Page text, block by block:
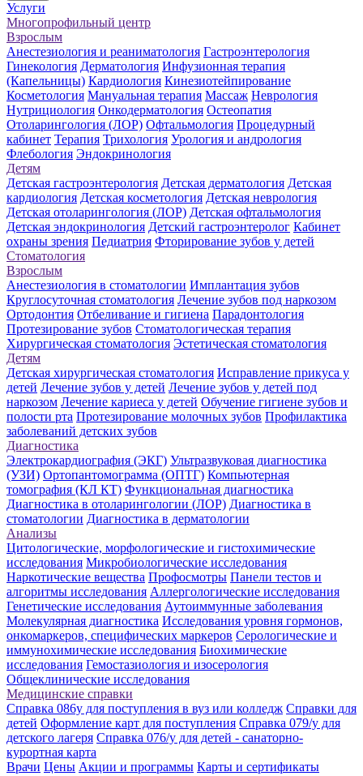
Услуги
Многопрофильный центр
Взрослым
Анестезиология и реаниматология Гастроэнтерология
Гинекология Дерматология Инфузионная терапия
(Капельницы) Кардиология Кинезиотейпирование
Косметология Мануальная терапия Массаж Неврология
Нутрициология Онкодерматология Остеопатия
Отоларингология (ЛОР) Офтальмология Процедурный
кабинет Терапия Трихология Урология и андрология
Флебология Эндокринология
Детям
Детская гастроэнтерология Детская дерматология Детская
кардиология Детская косметология Детская неврология
Детская отоларингология (ЛОР) Детская офтальмология
Детская эндокринология Детский гастроэнтеролог Кабинет
охраны зрения Педиатрия Фторирование зубов у детей
Стоматология
Взрослым
Анестезиология в стоматологии Имплантация зубов
Круглосуточная стоматология Лечение зубов под наркозом
Ортодонтия Отбеливание и гигиена Парадонтология
Протезирование зубов Стоматологическая терапия
Хирургическая стоматология Эстетическая стоматология
Детям
Детская хирургическая стоматология Исправление прикуса у
детей Лечение зубов у детей Лечение зубов у детей под
наркозом Лечение кариеса у детей Обучение гигиене зубов и
полости рта Протезирование молочных зубов Профилактика
заболеваний детских зубов
Диагностика
Электрокардиография (ЭКГ) Ультразвуковая диагностика
(УЗИ) Ортопантомограмма (ОПТГ) Компьютерная
томография (КЛ КТ) Функциональная диагностика
Диагностика в отоларингологии (ЛОР) Диагностика в
стоматологии Диагностика в дерматологии
Анализы
Цитологические, морфологические и гистохимические
исследования Микробиологические исследования
Наркотические вещества Профосмотры Панели тестов и
алгоритмы исследования Аллергологические исследования
Генетические исследования Аутоиммунные заболевания
Молекулярная диагностика Исследования уровня гормонов,
онкомаркеров, специфических маркеров Серологические и
иммунохимические исследования Биохимические
исследования Гемостазиология и изосерология
Общеклинические исследования
Медицинские справки
Справка 086у для поступления в вуз или колледж Справки для
детей Оформление карт для поступления Справка 079/у для
детского лагеря Справка 076/у для детей - санаторно-
курортная карта
Врачи Цены Акции и программы Карты и сертификаты